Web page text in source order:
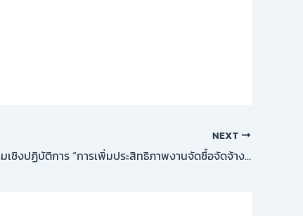
NEXT
โครงการฝึกอบรมเชิงปฏิบัติการ “การเพิ่มประสิทธิภาพงานจัดซื้อจัดจ้างและการบริหารพัสดุภาครัฐ(แนวทางการจัดซื้อจัดจ้าง, การรับรู้และจำแนกประเภทสินทรัพย์ , การนำเข้าฐานทะเบียนสินทรัพย์, การตรวจสอบงานทะเบียนและบัญชีสินทรัพย์ในระบบบัญชีคอมพิวเตอร์ขององค์กรปกครองส่วนท้องถิ่น (e-LAAS ) ) เพื่อการดำเนินการด้านพัสดุอย่างมืออาชีพ”